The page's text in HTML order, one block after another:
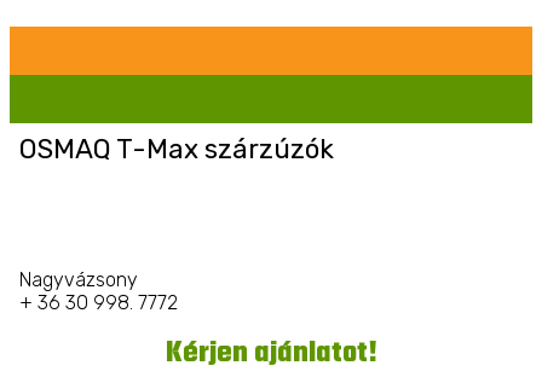
OSMAQ T-Max szárzúzók
Nagyvázsony
+ 36 30 998. 7772
Kérjen ajánlatot!